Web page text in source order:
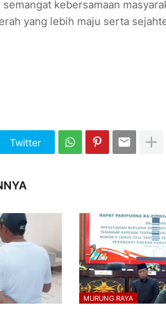
kebersamaan
yang lebih maju serta
Twitter
MURUNG RAYA